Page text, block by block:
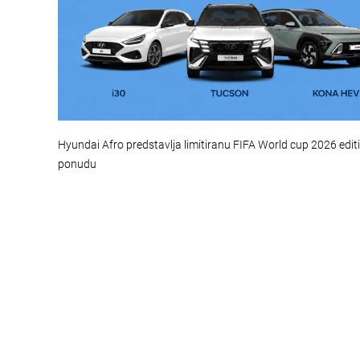
Hyundai Afro predstavlja limitiranu FIFA World cup 2026
ponudu